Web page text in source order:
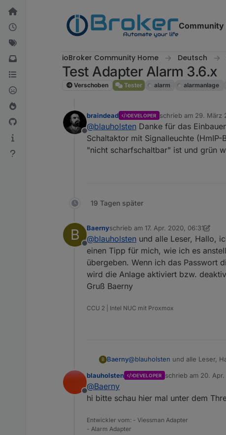
Weiter zum Inhalt
Community
ioBroker Community Home Deutsch
Test Adapter Alarm 3.6.x
Verschoben Tester alarm alarmanlage
Offline
braindead DEVELOPER schrieb am 29. März
zuletzt editiert von
@blauholsten Danke für das
Schaltaktor mit Signalleuchte
"nicht scharfschaltbar" ist und grün
19 Tagen später
B
Offline
Baernyschrieb am 17. Apr. 2020, 06:31
zuletzt editiert von Baerny
@blauholsten und alle Leser, Hallo,
einen Tipp für mich, wie ich es
übergeben. Wenn ich das Passwort
wird die Anlage aktiviert bzw.
Gruß Baerny
CCU 2 | Intel NUC mit Proxmox
B Baerny@blauholsten
Passwort direkt in den
Gruß Baerny
Offline
blauholsten DEVELOPER schrieb am 20.
zuletzt editiert von
@Baerny
hi bitte schau hier mal unter dem
Entwickler vom: - Viessman Adapter
- Alarm Adapter